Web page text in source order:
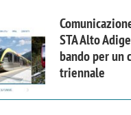
STA Alto
bando per un
triennale